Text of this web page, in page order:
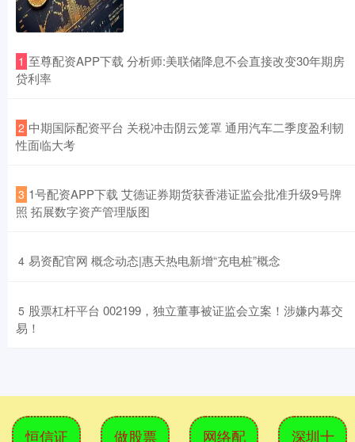
1 ​至尊配资APP下载 分析师:美联储降息不会直接改变30年期房
贷利率
2 ​中期国际配资平台 关税冲击阴云笼罩 通用汽车二季度盈利韧
性面临大考
3 ​1号配资APP下载 艾德证券期货获香港证监会批准升级9号牌
照 拓展数字资产管理版图
4 ​易资配官网 概念动态|惠天热电新增“充电桩”概念
5 ​股票杠杆平台 002199，独立董事被证监会立案！涉嫌内幕交
易！
恒信证 做股票 网络配 深圳十